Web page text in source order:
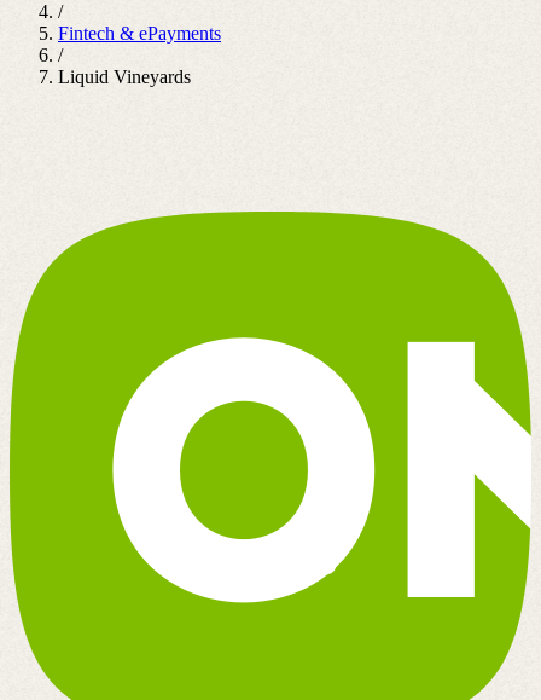
/
Fintech & ePayments
/
Liquid Vineyards